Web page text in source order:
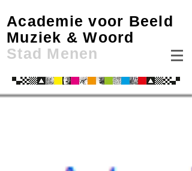
Academie voor Beeld
Muziek & Woord
Stad Menen